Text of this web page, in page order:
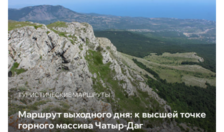
ТУРИСТИЧЕСКИЕ МАРШРУТЫ
Маршрут выходного дня: к высшей точке
горного массива Чатыр-Даг